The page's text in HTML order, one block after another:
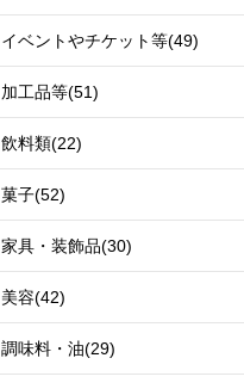
12
島根県 出雲市
イベントやチケット等(49)
加工品等(51)
飲料類(22)
菓子(52)
家具・装飾品(30)
美容(42)
調味料・油(29)